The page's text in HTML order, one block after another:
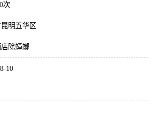
次
明五华区
除蟑螂
10